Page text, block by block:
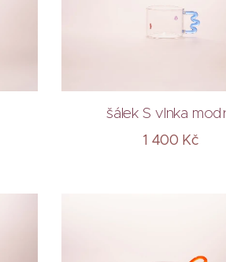
šálek S vlnka
1 400 Kč